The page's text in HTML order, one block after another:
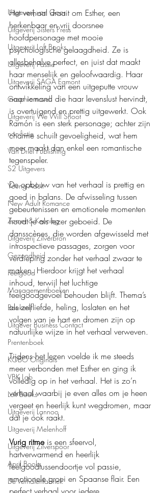
Uitgeverij van Goor
Uitgeverij Sisters Press
Uitgeverij Loft Books
Uitgeverij Passie
Uitgeverij SAGA Egmont
Graphic novel
Uitgeverij We Will Shoot
non-fictie
Van Driel Publishing
S2 Uitgevers
Young Adult
New Adult Romance
Zomer & Keuning
Uitgeverij Zilverbron
Gezondheid
Feelgood
Managementboeken
Boekerij
Uitgever Business Contact
Prentenboek
KOBO Originals
VBK Lab
Loft Books
Uitgeverij Lannoo
Uitgeverij Melenhoff
Uitgeverij Zilverspoor
April Books
De Verhalenfabriek
Het verhaal draait om Esther, een
herkenbaar en vrij doorsnee
hoofdpersonage met mooie
psychologische gelaagdheid. Ze is
allesbehalve perfect, en juist dat maakt
haar menselijk en geloofwaardig. Haar
ontwikkeling van een uitgeputte vrouw
naar iemand die haar levenslust hervindt,
is overtuigend en prettig uitgewerkt. Ook
Ramón is een sterk personage; achter zijn
charme schuilt gevoeligheid, wat hem
meer maakt dan enkel een romantische
tegenspeler.
De opbouw van het verhaal is prettig en
goed in balans. De afwisseling tussen
gebeurtenissen en emotionele momenten
houdt je als lezer geboeid. De
dansscènes, die worden afgewisseld met
introspectieve passages, zorgen voor
verdieping zonder het verhaal zwaar te
maken. Hierdoor krijgt het verhaal
inhoud, terwijl het luchtige
feelgoodgevoel behouden blijft. Thema’s
als zelfliefde, heling, loslaten en het
volgen van je hart en dromen zijn op
natuurlijke wijze in het verhaal verweven.
Tijdens het lezen voelde ik me steeds
meer verbonden met Esther en ging ik
volledig op in het verhaal. Het is zo’n
verhaal waarbij je even alles om je heen
vergeet en heerlijk kunt wegdromen, maar
dat je ook raakt.
Vurig ritme is een sfeervol,
hartverwarmend en heerlijk
feelgoodtussendoortje vol passie,
emotionele groei en Spaanse flair. Een